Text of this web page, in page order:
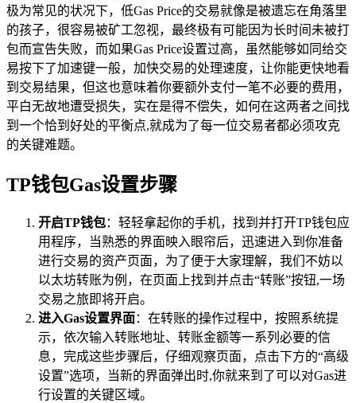
极为常见的状况下，低Gas Price的交易就像是被遗忘在角落里
的孩子，很容易被矿工忽视，最终极有可能因为长时间未被打
包而宣告失败，而如果Gas Price设置过高，虽然能够如同给交
易按下了加速键一般，加快交易的处理速度，让你能更快地看
到交易结果，但这也意味着你要额外支付一笔不必要的费用，
平白无故地遭受损失，实在是得不偿失，如何在这两者之间找
到一个恰到好处的平衡点,就成为了每一位交易者都必须攻克
的关键难题。
TP钱包Gas设置步骤
开启TP钱包：轻轻拿起你的手机，找到并打开TP钱包应
用程序，当熟悉的界面映入眼帘后，迅速进入到你准备
进行交易的资产页面，为了便于大家理解，我们不妨以
以太坊转账为例，在页面上找到并点击“转账”按钮,一场
交易之旅即将开启。
进入Gas设置界面：在转账的操作过程中，按照系统提
示，依次输入转账地址、转账金额等一系列必要的信
息，完成这些步骤后，仔细观察页面，点击下方的“高级
设置”选项，当新的界面弹出时,你就来到了可以对Gas进
行设置的关键区域。